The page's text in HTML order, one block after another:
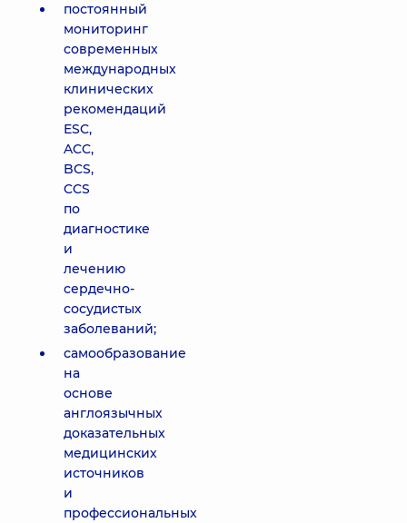
постоянный
мониторинг
современных
международных
клинических
рекомендаций
ESC,
ACC,
BCS,
CCS
по
диагностике
и
лечению
сердечно-
сосудистых
заболеваний;
самообразование
на
основе
англоязычных
доказательных
медицинских
источников
и
профессиональных